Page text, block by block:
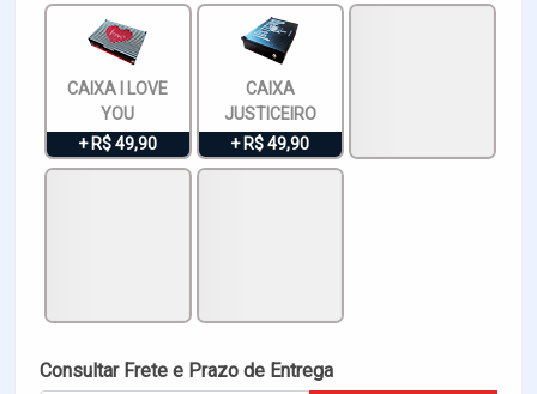
CAIXA I LOVE
YOU
+ R$ 49,90
CAIXA
JUSTICEIRO
+ R$ 49,90
Consultar Frete e Prazo de Entrega